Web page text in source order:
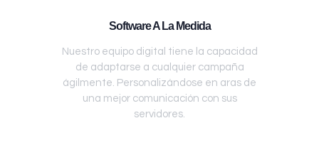
Software A La Medida
Nuestro equipo digital tiene la capacidad
de adaptarse a cualquier campaña
ágilmente. Personalizándose en aras de
una mejor comunicación con sus
servidores.